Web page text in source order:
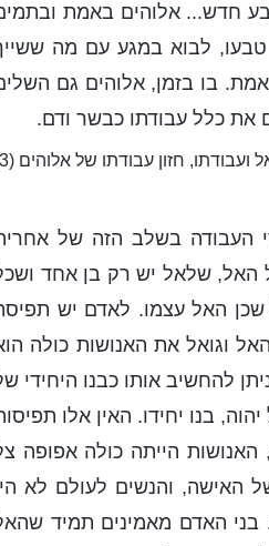
חדש... אלוהים באמת
לבוא במגע עם מה
בו בזמן, אלוהים גם
את כלל עבודתו כבשר ודם.
חזון עבודתו של אלוהים (3)
העבודה בשלב הזה של
האל, שלאל יש רק בן אחד
האל עצמו. לאדם יש
וגואל את האנושות כולה
להחשיב אותו כבנו היחידי
בנו יחידו. האין אלו
הייתה כולה אפופה
האישה, והנשים לעולם לא
בני האדם מאמינים תמיד